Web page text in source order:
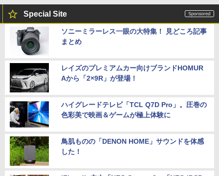
Special Site
ソニーミラーレス一眼の大特集！ 見どころ記事
まとめ
レイズのプレミアムカー向けブランドHOMUR
Aから「2×9R」が登場！
ハイグレードテレビ「TCL Q7D Pro」。圧巻の
色彩美で映画＆ゲームが極上体験に
鳥肌ものの「DENON HOME」サウンドを体感
した！